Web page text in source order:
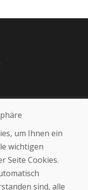
um Ihnen ein
wichtigen
Seite Cookies.
sind, alle